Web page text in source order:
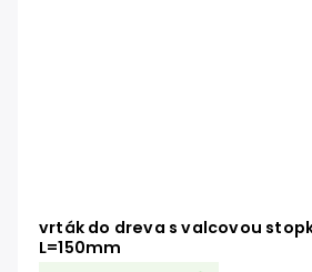
vrták do dreva s valcovou
L=150mm